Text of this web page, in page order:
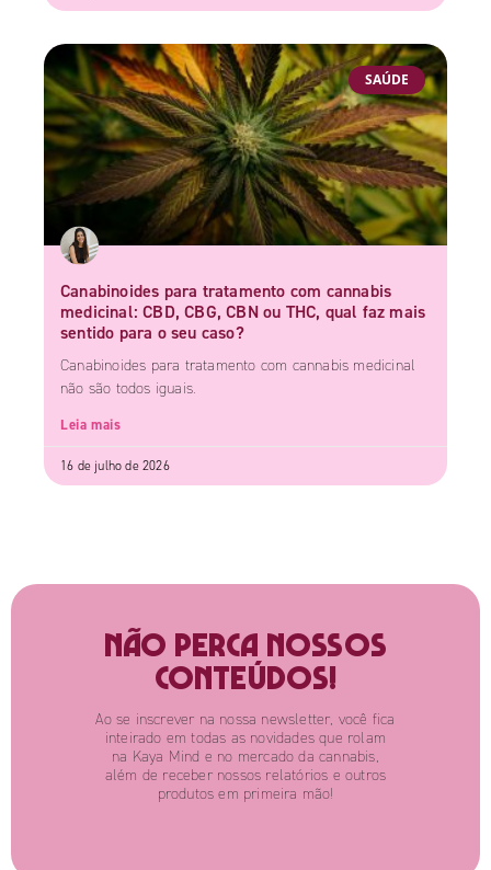
SAÚDE
Canabinoides para tratamento com cannabis
medicinal: CBD, CBG, CBN ou THC, qual faz mais
sentido para o seu caso?
Canabinoides para tratamento com cannabis medicinal
não são todos iguais.
Leia mais
16 de julho de 2026
Não perca nossos
conteúdos!
Ao se inscrever na nossa newsletter, você fica
inteirado em todas as novidades que rolam
na Kaya Mind e no mercado da cannabis,
além de receber nossos relatórios e outros
produtos em primeira mão!